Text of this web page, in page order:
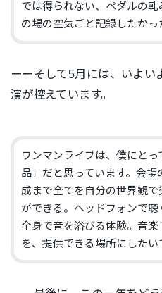
では得られない、ペダルの軋
の場の空気ごと記録したかっ
ーーそして5月には、いよい
演が控えています。
ワンマンライブは、僕にとっ
品」だと思っています。会場
成まで全てを自分の世界観で
ができる。ヘッドフォンで聴
全身で音を浴びる体験。音楽
を、提供できる場所にしたい